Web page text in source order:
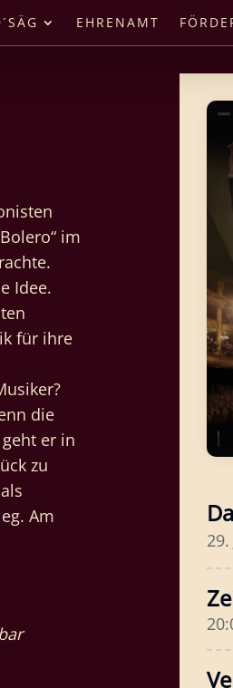
EHRENAMT
im
Idee.
für ihre
die
er in
zu
Am